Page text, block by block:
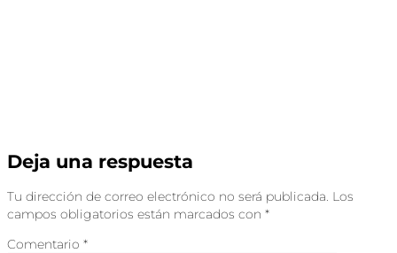
Deja una respuesta
Tu dirección de correo electrónico no será publicada. Los
campos obligatorios están marcados con *
Comentario *